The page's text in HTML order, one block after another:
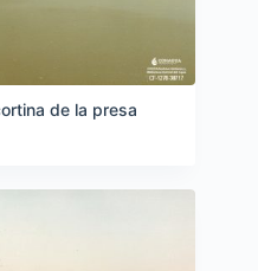
de la presa